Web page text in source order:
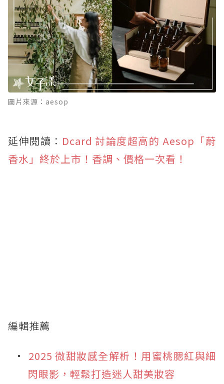
圖片來源：aesop
延伸閱讀： Dcard 討論度超高的 Aesop「蔚
香水」終於上市！香調、價格一次看！
編輯推薦
2025 微甜妝感全解析！用蜜桃腮紅與細
閃眼影，輕鬆打造迷人甜美妝容